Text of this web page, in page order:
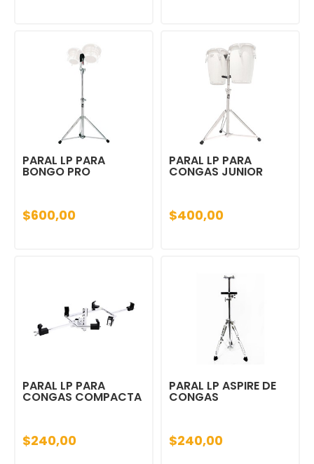
PARAL LP PARA
BONGO PRO
$600,00
PARAL LP PARA
CONGAS JUNIOR
$400,00
PARAL LP PARA
CONGAS COMPACTA
$240,00
PARAL LP ASPIRE DE
CONGAS
$240,00